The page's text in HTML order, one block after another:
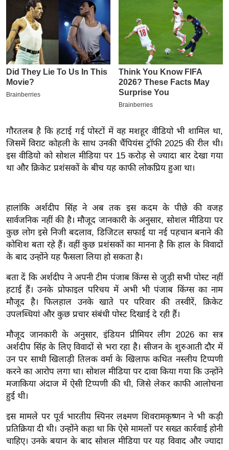
म
ई
-
पे
प
र
सा
ल
बे
ल
श
ख्सि
य
त
यं
ग
इं
डि
या
सा
हि
त्य
ज
ग
त
ऑ
टो
गौरतलब है कि हटाई गई पोस्टों में वह मशहूर वीडियो भी शामिल था,
जिसमें विराट कोहली के साथ उनकी चैंपियंस ट्रॉफी 2025 की रील थी।
इस वीडियो को सोशल मीडिया पर 15 करोड़ से ज्यादा बार देखा गया
था और क्रिकेट प्रशंसकों के बीच यह काफी लोकप्रिय हुआ था।
हालांकि अर्शदीप सिंह ने अब तक इस कदम के पीछे की वजह
सार्वजनिक नहीं की है। मौजूद जानकारी के अनुसार, सोशल मीडिया पर
कुछ लोग इसे निजी बदलाव, डिजिटल सफाई या नई पहचान बनाने की
कोशिश बता रहे हैं। वहीं कुछ प्रशंसकों का मानना है कि हाल के विवादों
के बाद उन्होंने यह फैसला लिया हो सकता है।
बता दें कि अर्शदीप ने अपनी टीम पंजाब किंग्स से जुड़ी सभी पोस्ट नहीं
हटाई हैं। उनके प्रोफाइल परिचय में अभी भी पंजाब किंग्स का नाम
मौजूद है। फिलहाल उनके खाते पर परिवार की तस्वीरें, क्रिकेट
उपलब्धियां और कुछ प्रचार संबंधी पोस्ट दिखाई दे रही हैं।
मौजूद जानकारी के अनुसार, इंडियन प्रीमियर लीग 2026 का सत्र
अर्शदीप सिंह के लिए विवादों से भरा रहा है। सीजन के शुरुआती दौर में
उन पर साथी खिलाड़ी तिलक वर्मा के खिलाफ कथित नस्लीय टिप्पणी
करने का आरोप लगा था। सोशल मीडिया पर दावा किया गया कि उन्होंने
मजाकिया अंदाज में ऐसी टिप्पणी की थी, जिसे लेकर काफी आलोचना
हुई थी।
इस मामले पर पूर्व भारतीय स्पिनर लक्ष्मण शिवरामकृष्णन ने भी कड़ी
प्रतिक्रिया दी थी। उन्होंने कहा था कि ऐसे मामलों पर सख्त कार्रवाई होनी
चाहिए। उनके बयान के बाद सोशल मीडिया पर यह विवाद और ज्यादा